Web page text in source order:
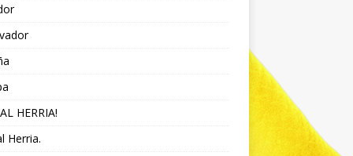
HERRIA!
Herria.